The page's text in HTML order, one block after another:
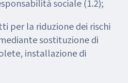
sociale (1.2);
per la riduzione dei rischi
sostituzione di
installazione di